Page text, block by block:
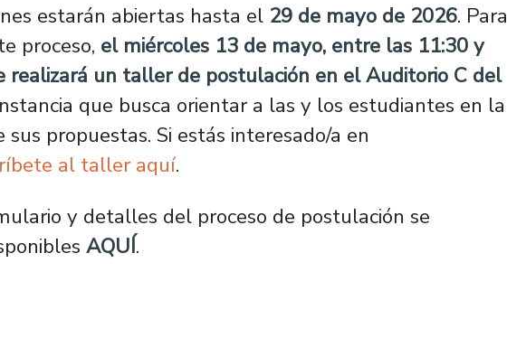
estarán abiertas hasta el 29 de mayo de 2026. Para
proceso, el miércoles 13 de mayo, entre las 11:30 y
realizará un taller de postulación en el Auditorio C del
que busca orientar a las y los estudiantes en la
propuestas. Si estás interesado/a en
al taller aquí.
y detalles del proceso de postulación se
AQUÍ.